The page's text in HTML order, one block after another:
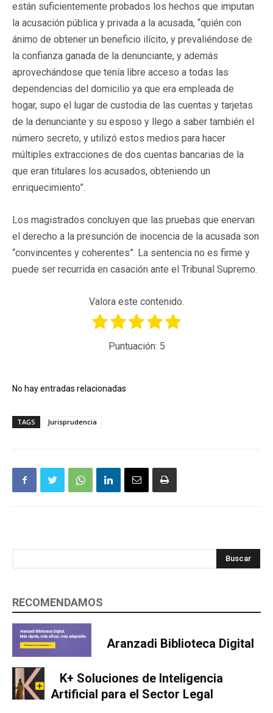
están suficientemente probados los hechos que imputan
la acusación pública y privada a la acusada, “quién con
ánimo de obtener un beneficio ilícito, y prevaliéndose de
la confianza ganada de la denunciante, y además
aprovechándose que tenía libre acceso a todas las
dependencias del domicilio ya que era empleada de
hogar, supo el lugar de custodia de las cuentas y tarjetas
de la denunciante y su esposo y llego a saber también el
número secreto, y utilizó estos medios para hacer
múltiples extracciones de dos cuentas bancarias de la
que eran titulares los acusados, obteniendo un
enriquecimiento”.
Los magistrados concluyen que las pruebas que enervan
el derecho a la presunción de inocencia de la acusada son
“convincentes y coherentes”. La sentencia no es firme y
puede ser recurrida en casación ante el Tribunal Supremo.
Valora este contenido.
Puntuación: 5
No hay entradas relacionadas
TAGS Jurisprudencia
Buscar
RECOMENDAMOS
Aranzadi Biblioteca Digital
K+ Soluciones de Inteligencia
Artificial para el Sector Legal